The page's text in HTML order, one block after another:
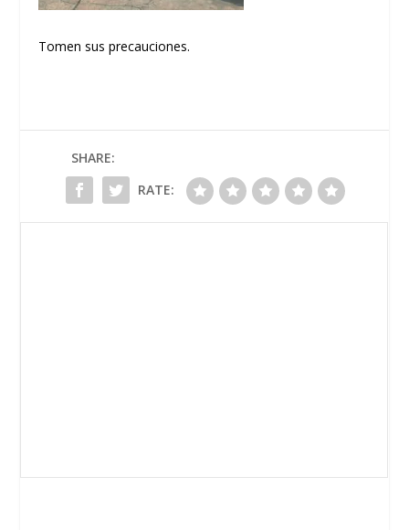
Tomen sus precauciones.
SHARE:
RATE: